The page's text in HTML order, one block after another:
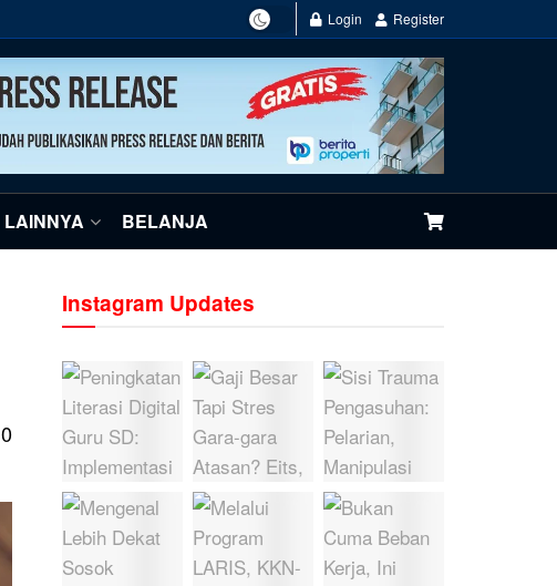
Login Register
LAINNYA BELANJA
0
Instagram Updates